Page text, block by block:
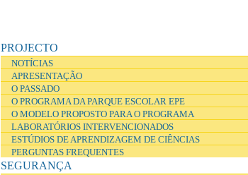
PROJECTO
NOTÍCIAS
APRESENTAÇÃO
O PASSADO
O PROGRAMA DA PARQUE ESCOLAR EPE
O MODELO PROPOSTO PARA O PROGRAMA
LABORATÓRIOS INTERVENCIONADOS
ESTÚDIOS DE APRENDIZAGEM DE CIÊNCIAS
PERGUNTAS FREQUENTES
SEGURANÇA